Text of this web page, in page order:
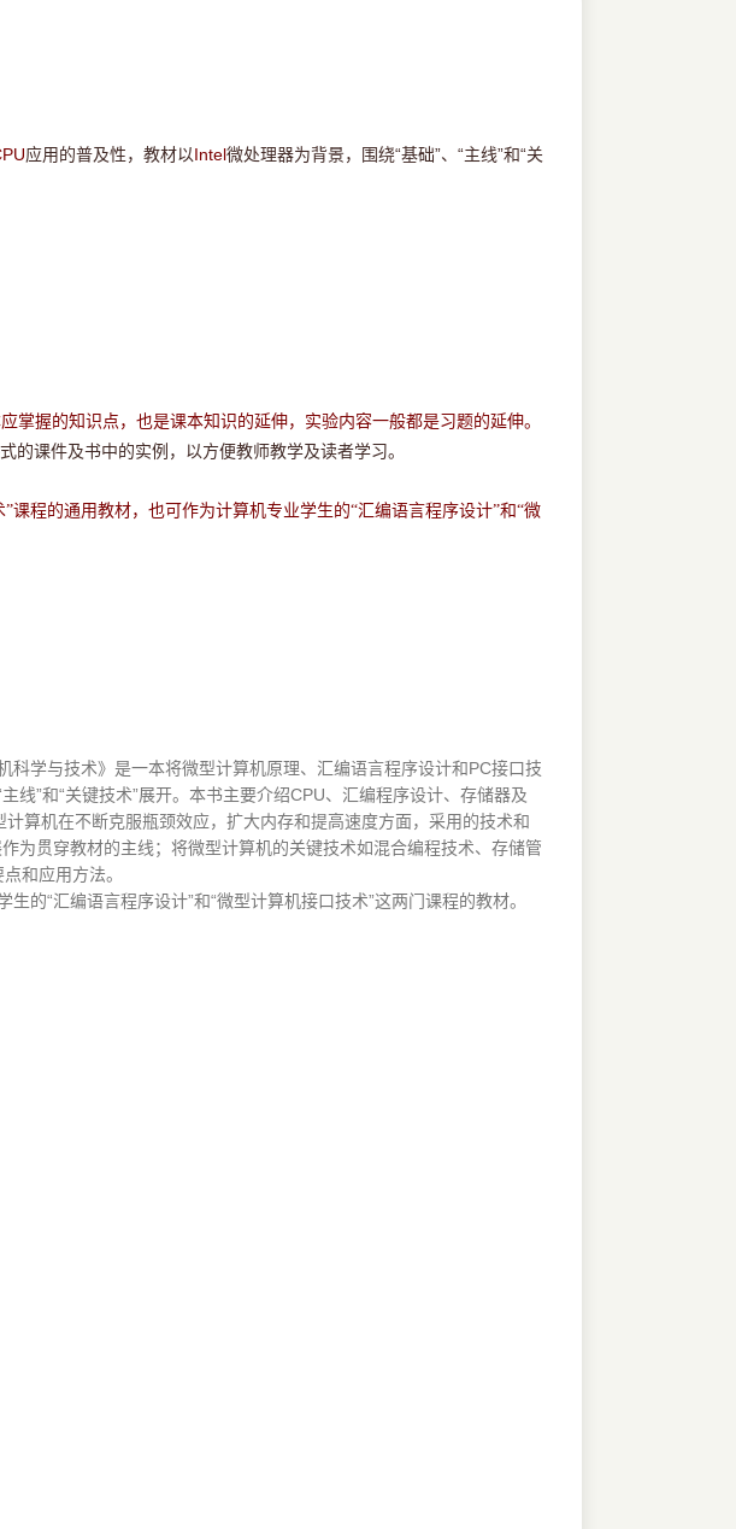
应用的普及性，教材以Intel微处理器为背景，围绕“基础”、“主线”和“关
握的知识点，也是课本知识的延伸，实验内容一般都是习题的延伸。
的课件及书中的实例，以方便教师教学及读者学习。
程的通用教材，也可作为计算机专业学生的“汇编语言程序设计”和“微
学与技术》是一本将微型计算机原理、汇编语言程序设计和PC接口技
线”和“关键技术”展开。本书主要介绍CPU、汇编程序设计、存储器及
算机在不断克服瓶颈效应，扩大内存和提高速度方面，采用的技术和
为贯穿教材的主线；将微型计算机的关键技术如混合编程技术、存储管
和应用方法。
“汇编语言程序设计”和“微型计算机接口技术”这两门课程的教材。